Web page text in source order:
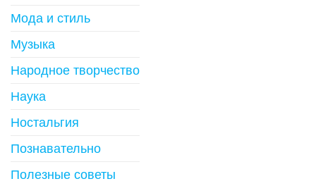
Мода и стиль
Музыка
Народное творчество
Наука
Ностальгия
Познавательно
Полезные советы